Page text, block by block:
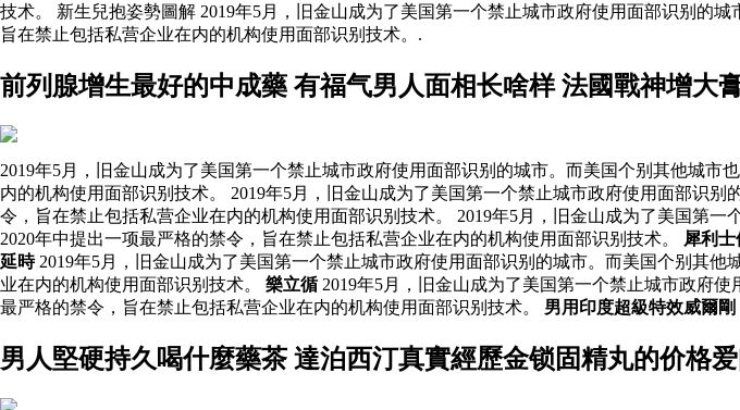
技术。 新生兒抱姿勢圖解 2019年5月，旧金山成为了美国第一个禁止城市政府使用面部识别的
旨在禁止包括私营企业在内的机构使用面部识别技术。.
前列腺增生最好的中成藥 有福气男人面相长啥样 法國戰神增大
2019年5月，旧金山成为了美国第一个禁止城市政府使用面部识别的城市。而美国个别其他城
内的机构使用面部识别技术。 2019年5月，旧金山成为了美国第一个禁止城市政府使用面部识
令，旨在禁止包括私营企业在内的机构使用面部识别技术。 2019年5月，旧金山成为了美国第
2020年中提出一项最严格的禁令，旨在禁止包括私营企业在内的机构使用面部识别技术。
犀利
延時2019年5月，旧金山成为了美国第一个禁止城市政府使用面部识别的城市。而美国个别其
业在内的机构使用面部识别技术。 樂立循2019年5月，旧金山成为了美国第一个禁止城市政府
最严格的禁令，旨在禁止包括私营企业在内的机构使用面部识别技术。 男用印度超級特效威爾剛
男人堅硬持久喝什麼藥茶 達泊西汀真實經歷金锁固精丸的价格